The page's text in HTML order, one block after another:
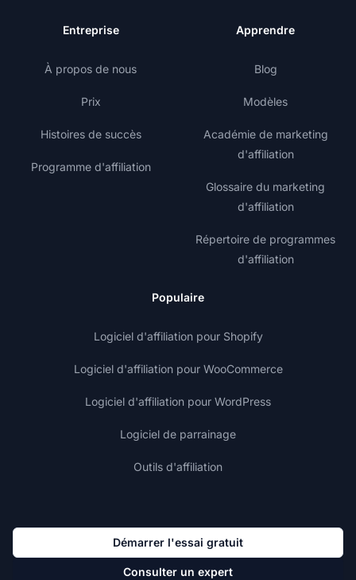
Entreprise
À propos de nous
Prix
Histoires de succès
Programme d'affiliation
Apprendre
Blog
Modèles
Académie de marketing
d'affiliation
Glossaire du marketing
d'affiliation
Répertoire de programmes
d'affiliation
Populaire
Logiciel d'affiliation pour Shopify
Logiciel d'affiliation pour WooCommerce
Logiciel d'affiliation pour WordPress
Logiciel de parrainage
Outils d'affiliation
Démarrer l'essai gratuit
Consulter un expert